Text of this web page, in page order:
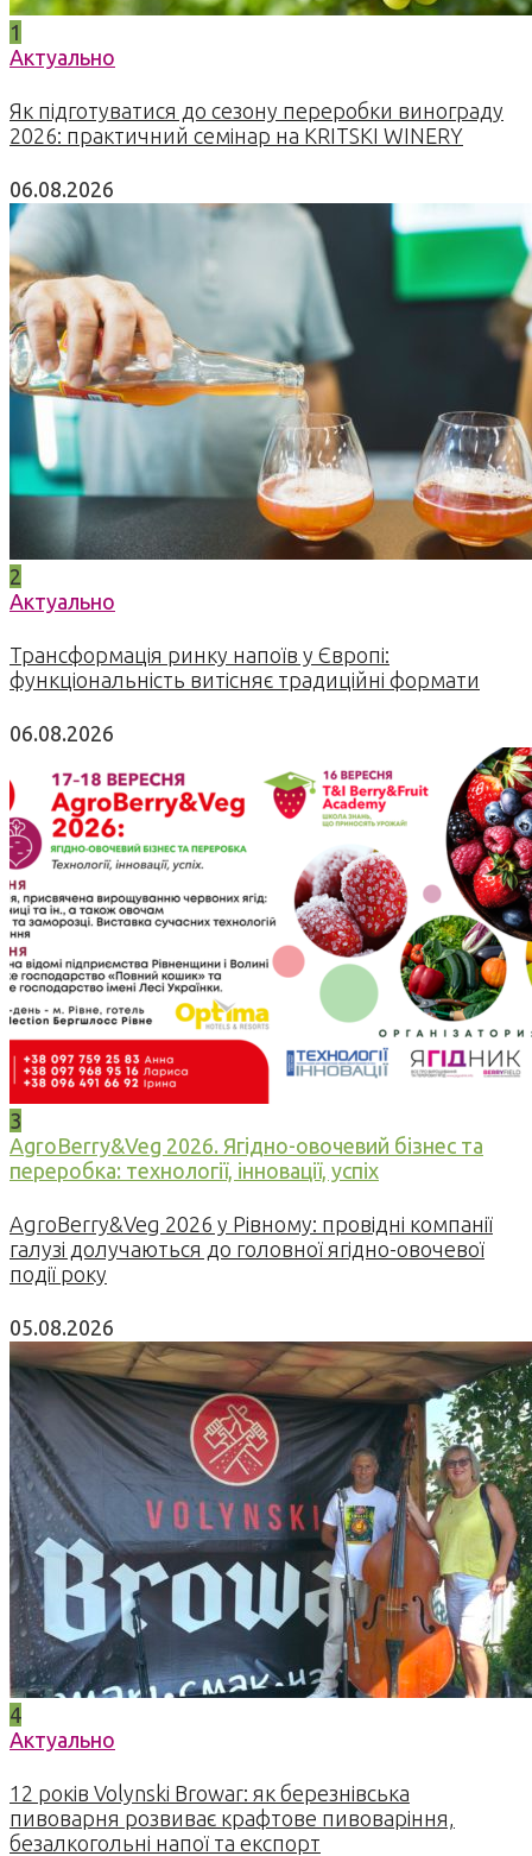
1
Актуально
Як підготуватися до сезону переробки винограду
2026: практичний семінар на KRITSKI WINERY
06.08.2026
2
Актуально
Трансформація ринку напоїв у Європі:
функціональність витісняє традиційні формати
06.08.2026
3
AgroBerry&Veg 2026. Ягідно-овочевий бізнес та
переробка: технології, інновації, успіх
AgroBerry&Veg 2026 у Рівному: провідні компанії
галузі долучаються до головної ягідно-овочевої
події року
05.08.2026
4
Актуально
12 років Volynski Browar: як березнівська
пивоварня розвиває крафтове пивоваріння,
безалкогольні напої та експорт